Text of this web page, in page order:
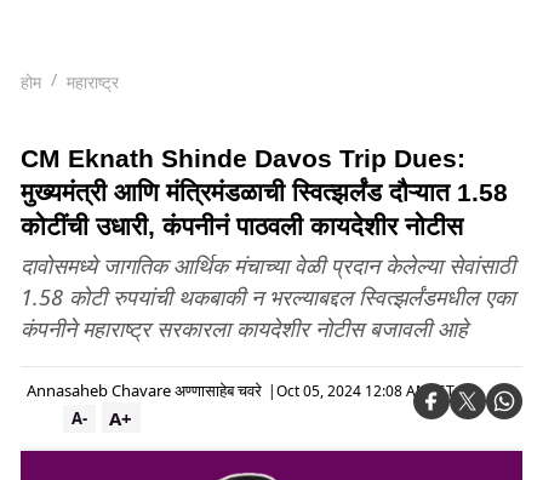
होम महाराष्ट्र
CM Eknath Shinde Davos Trip Dues:
मुख्यमंत्री आणि मंत्रिमंडळाची स्वित्झर्लंड दौऱ्यात 1.58
कोटींची उधारी, कंपनीनं पाठवली कायदेशीर नोटीस
दावोसमध्ये जागतिक आर्थिक मंचाच्या वेळी प्रदान केलेल्या सेवांसाठी
1.58 कोटी रुपयांची थकबाकी न भरल्याबद्दल स्वित्झर्लंडमधील एका
कंपनीने महाराष्ट्र सरकारला कायदेशीर नोटीस बजावली आहे
Annasaheb Chavare अण्णासाहेब चवरे |Oct 05, 2024 12:08 AM IST
A+
A-